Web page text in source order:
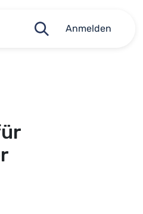
Anmelden